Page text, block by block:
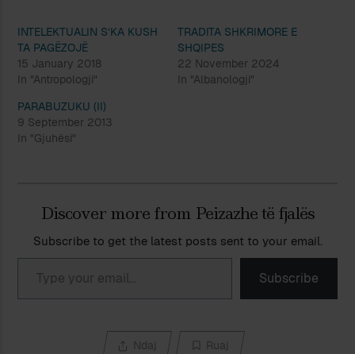
INTELEKTUALIN S’KA KUSH
TA PAGËZOJË
15 January 2018
In "Antropologji"
TRADITA SHKRIMORE E
SHQIPES
22 November 2024
In "Albanologji"
PARABUZUKU (II)
9 September 2013
In "Gjuhësi"
Discover more from Peizazhe të fjalës
Subscribe to get the latest posts sent to your email.
Type your email…
Subscribe
Ndaj Ruaj